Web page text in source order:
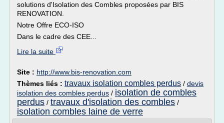
solutions d'Isolation des Combles proposées par BIS
RENOVATION.
Notre Offre ECO-ISO
Dans le cadre des CEE...
Lire la suite
Site : http://www.bis-renovation.com
Thèmes liés : travaux isolation combles perdus / devis
isolation des combles perdus / isolation de combles
perdus / travaux d'isolation des combles /
isolation combles laine de verre